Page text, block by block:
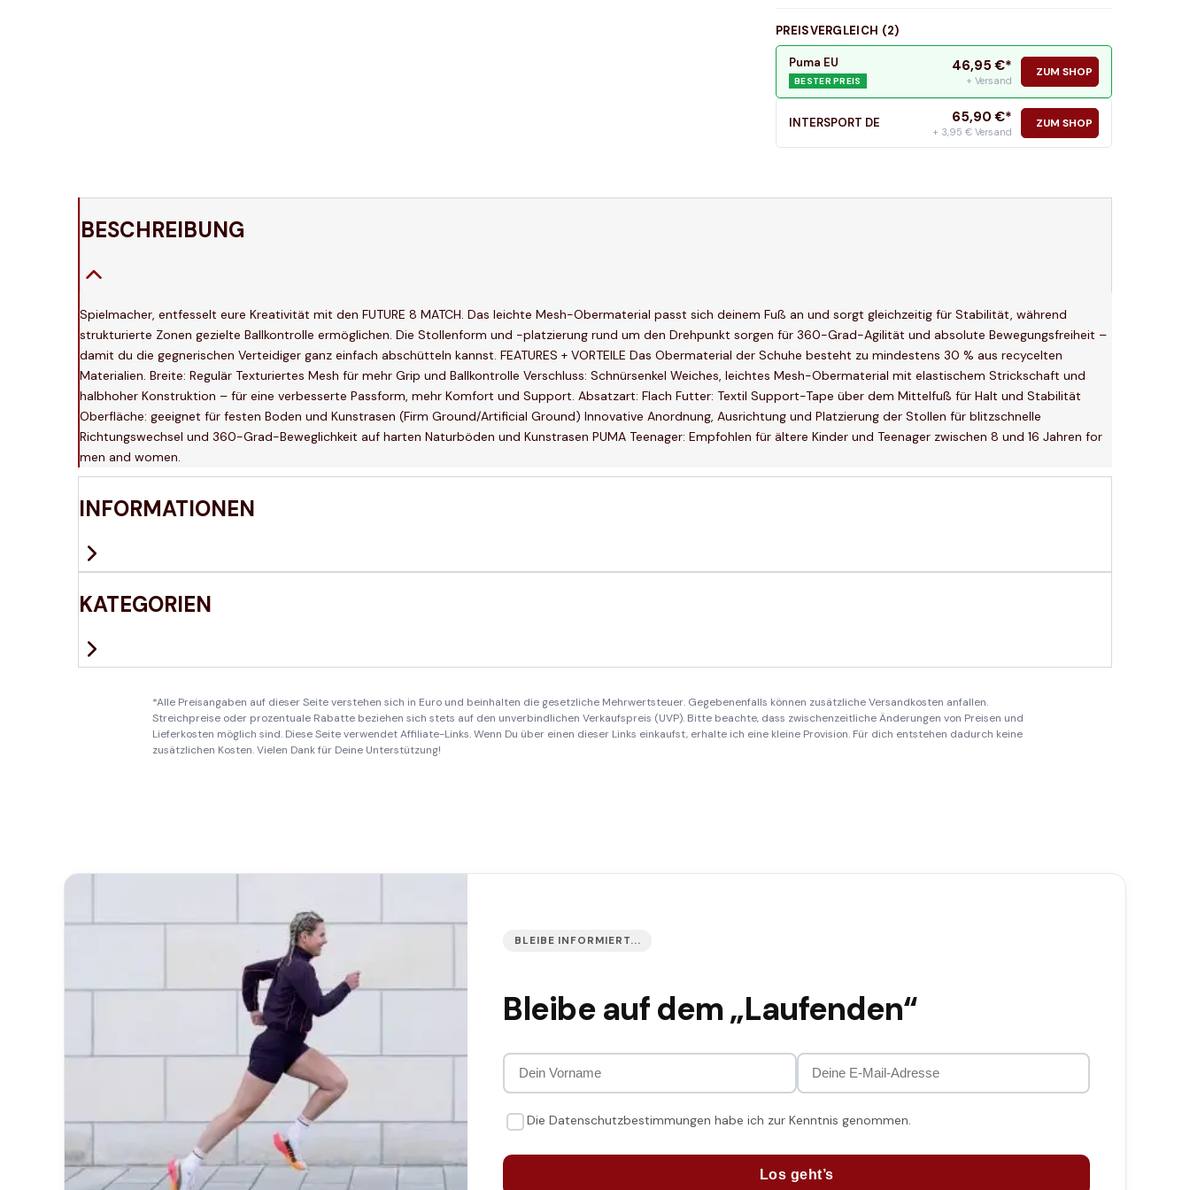
PREISVERGLEICH (2)
Puma EU
BESTER PREIS
46,95 €*
+ Versand
ZUM SHOP
INTERSPORT DE 65,90 €*
+ 3,95 € Versand
ZUM SHOP
BESCHREIBUNG
Spielmacher, entfesselt eure Kreativität mit den FUTURE 8 MATCH. Das leichte Mesh-Obermaterial passt sich deinem Fuß an und sorgt gleichzeitig für Stabilität, während
strukturierte Zonen gezielte Ballkontrolle ermöglichen. Die Stollenform und -platzierung rund um den Drehpunkt sorgen für 360-Grad-Agilität und absolute Bewegungsfreiheit –
damit du die gegnerischen Verteidiger ganz einfach abschütteln kannst. FEATURES + VORTEILE Das Obermaterial der Schuhe besteht zu mindestens 30 % aus recycelten
Materialien. Breite: Regulär Texturiertes Mesh für mehr Grip und Ballkontrolle Verschluss: Schnürsenkel Weiches, leichtes Mesh-Obermaterial mit elastischem Strickschaft und
halbhoher Konstruktion – für eine verbesserte Passform, mehr Komfort und Support. Absatzart: Flach Futter: Textil Support-Tape über dem Mittelfuß für Halt und Stabilität
Oberfläche: geeignet für festen Boden und Kunstrasen (Firm Ground/Artificial Ground) Innovative Anordnung, Ausrichtung und Platzierung der Stollen für blitzschnelle
Richtungswechsel und 360-Grad-Beweglichkeit auf harten Naturböden und Kunstrasen PUMA Teenager: Empfohlen für ältere Kinder und Teenager zwischen 8 und 16 Jahren for
men and women.
INFORMATIONEN
KATEGORIEN
*Alle Preisangaben auf dieser Seite verstehen sich in Euro und beinhalten die gesetzliche Mehrwertsteuer. Gegebenenfalls können zusätzliche Versandkosten anfallen.
Streichpreise oder prozentuale Rabatte beziehen sich stets auf den unverbindlichen Verkaufspreis (UVP). Bitte beachte, dass zwischenzeitliche Änderungen von Preisen und
Lieferkosten möglich sind. Diese Seite verwendet Affiliate-Links. Wenn Du über einen dieser Links einkaufst, erhalte ich eine kleine Provision. Für dich entstehen dadurch keine
zusätzlichen Kosten. Vielen Dank für Deine Unterstützung!
BLEIBE INFORMIERT...
Bleibe auf dem „Laufenden“
Die Datenschutzbestimmungen habe ich zur Kenntnis genommen.
Los geht’s